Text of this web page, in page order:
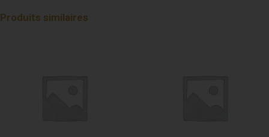
Produits similaires